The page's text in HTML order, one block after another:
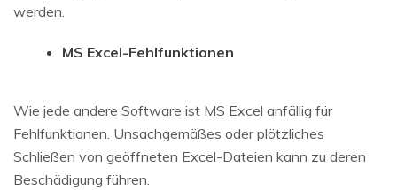
werden.
MS Excel-Fehlfunktionen
Wie jede andere Software ist MS Excel anfällig für
Fehlfunktionen. Unsachgemäßes oder plötzliches
Schließen von geöffneten Excel-Dateien kann zu deren
Beschädigung führen.